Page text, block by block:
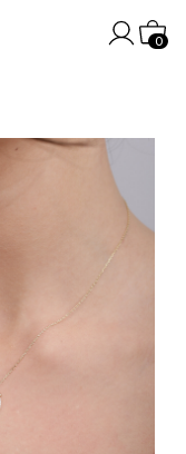
0